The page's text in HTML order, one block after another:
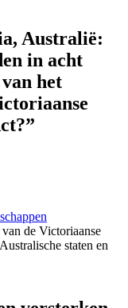
Australië:
in acht
het
de Victoriaanse
staten en